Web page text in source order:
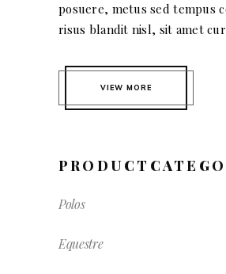
posuere, metus sed tempus
risus blandit nisl, sit amet
VIEW MORE
Polos
Equestre